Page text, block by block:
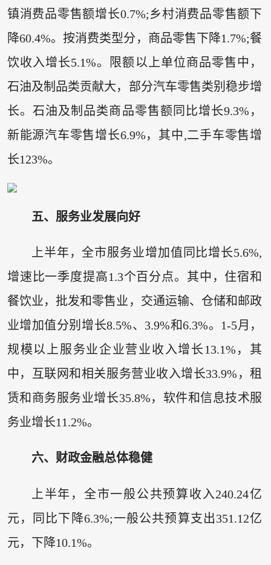
镇消费品零售额增长0.7%;乡村消费品零售额下
降60.4%。按消费类型分，商品零售下降1.7%;餐
饮收入增长5.1%。限额以上单位商品零售中，
石油及制品类贡献大，部分汽车零售类别稳步增
长。石油及制品类商品零售额同比增长9.3%，
新能源汽车零售增长6.9%，其中,二手车零售增
长123%。
五、服务业发展向好
上半年，全市服务业增加值同比增长5.6%,
增速比一季度提高1.3个百分点。其中，住宿和
餐饮业，批发和零售业，交通运输、仓储和邮政
业增加值分别增长8.5%、3.9%和6.3%。1-5月，
规模以上服务业企业营业收入增长13.1%，其
中，互联网和相关服务营业收入增长33.9%，租
赁和商务服务业增长35.8%，软件和信息技术服
务业增长11.2%。
六、财政金融总体稳健
上半年，全市一般公共预算收入240.24亿
元，同比下降6.3%;一般公共预算支出351.12亿
元，下降10.1%。